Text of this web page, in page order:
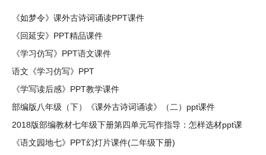
《如梦令》课外古诗词诵读PPT课件
《回延安》PPT精品课件
《学习仿写》PPT语文课件
语文《学习仿写》PPT
《学写读后感》PPT教学课件
部编版八年级（下）《课外古诗词诵读》（二）ppt课件
2018版部编教材七年级下册第四单元写作指导：怎样选材ppt课
件
《语文园地七》PPT幻灯片课件(二年级下册)